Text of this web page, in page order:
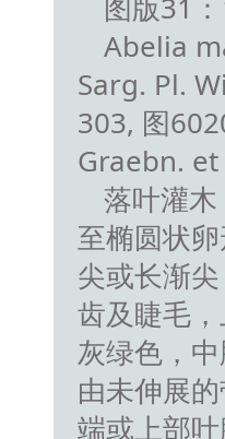
Abelia
Sarg. Pl.
303, 图
Graebn.
落叶灌
至椭圆状
尖或长渐
齿及睫毛
灰绿色，
由未伸展
端或上部